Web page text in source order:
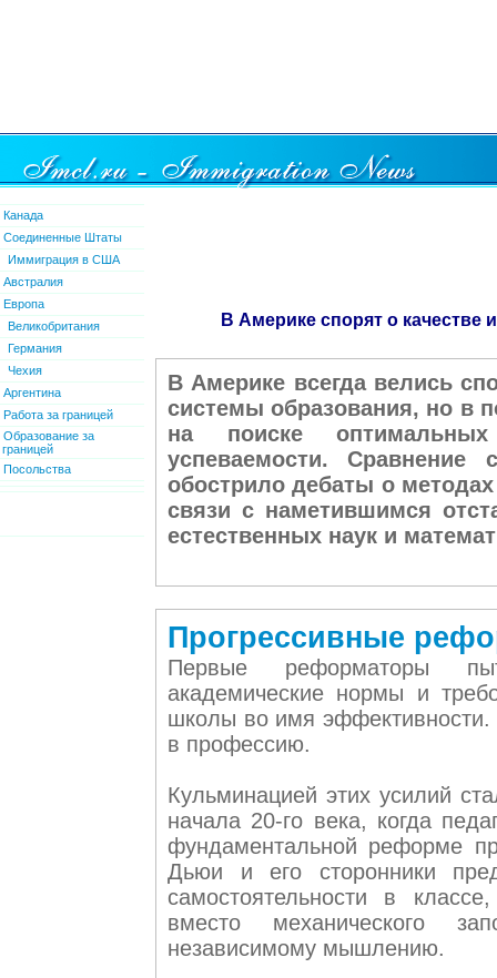
Канада
Соединенные Штаты
Иммиграция в США
Австралия
Европа
Великобритания
Германия
Чехия
Аргентина
Работа за границей
Образование за
границей
Посольства
В Америке спорят о качестве
В Америке всегда велись
системы образования, но в
на поиске
успеваемости.
обострило дебаты о
связи с наметившимся
естественных наук и
Прогрессивные
Первые реформаторы
академические нормы и
школы во имя
в профессию.
Кульминацией этих усилий
начала 20-го века, когда
фундаментальной реформе
Дьюи и его сторонники
самостоятельности в
вместо механического
независимому мышлению.